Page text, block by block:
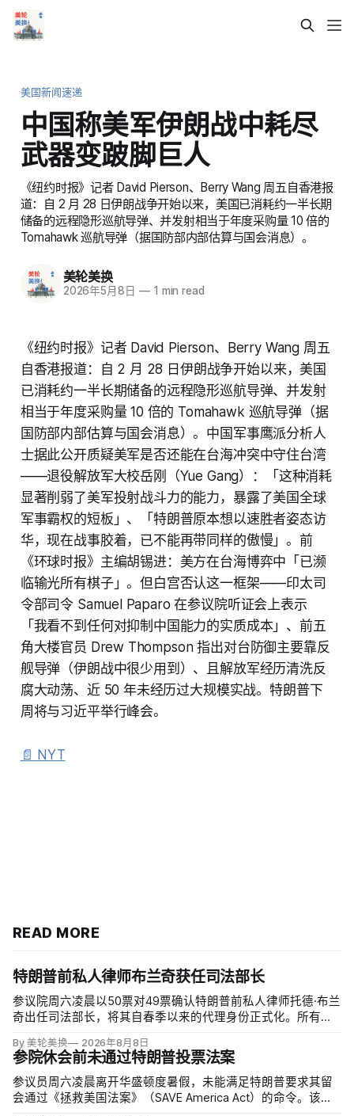
美国新闻速递
中国称美军伊朗战中耗尽
武器变跛脚巨人
《纽约时报》记者 David Pierson、Berry Wang 周五自香港报
道：自 2 月 28 日伊朗战争开始以来，美国已消耗约一半长期
储备的远程隐形巡航导弹、并发射相当于年度采购量 10 倍的
Tomahawk 巡航导弹（据国防部内部估算与国会消息）。
美轮美换
2026年5月8日 —1 min read
《纽约时报》记者 David Pierson、Berry Wang 周五
自香港报道：自 2 月 28 日伊朗战争开始以来，美国
已消耗约一半长期储备的远程隐形巡航导弹、并发射
相当于年度采购量 10 倍的 Tomahawk 巡航导弹（据
国防部内部估算与国会消息）。中国军事鹰派分析人
士据此公开质疑美军是否还能在台海冲突中守住台湾
——退役解放军大校岳刚（Yue Gang）：「这种消耗
显著削弱了美军投射战斗力的能力，暴露了美国全球
军事霸权的短板」、「特朗普原本想以速胜者姿态访
华，现在战事胶着，已不能再带同样的傲慢」。前
《环球时报》主编胡锡进：美方在台海博弈中「已濒
临输光所有棋子」。但白宫否认这一框架——印太司
令部司令 Samuel Paparo 在参议院听证会上表示
「我看不到任何对抑制中国能力的实质成本」、前五
角大楼官员 Drew Thompson 指出对台防御主要靠反
舰导弹（伊朗战中很少用到）、且解放军经历清洗反
腐大动荡、近 50 年未经历过大规模实战。特朗普下
周将与习近平举行峰会。
📄 NYT
READ MORE
特朗普前私人律师布兰奇获任司法部长
参议院周六凌晨以50票对49票确认特朗普前私人律师托德·布兰
奇出任司法部长，将其自春季以来的代理身份正式化。所有出
斯倒戈；长期因健康缺席的米奇·麦康奈尔未投票。比尔·卡西迪
最终支持，使提名得以过关。
By 美轮美换 2026年8月8日
参院休会前未通过特朗普投票法案
参议员周六凌晨离开华盛顿度暑假，未能满足特朗普要求其留
会通过《拯救美国法案》（SAVE America Act）的命令。该法